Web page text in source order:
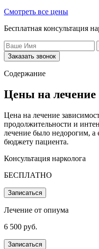
Смотреть все цены
Бесплатная консультация
Заказать звонок
Содержание
Цены на
Цена на лечение
продолжительности и
лечение было недорогим, а
бюджету пациента.
Консультация нарколога
БЕСПЛАТНО
Записаться
Лечение от опиума
6 500 руб.
Записаться